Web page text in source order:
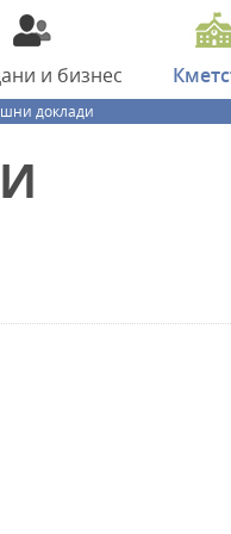
и бизнес
доклади